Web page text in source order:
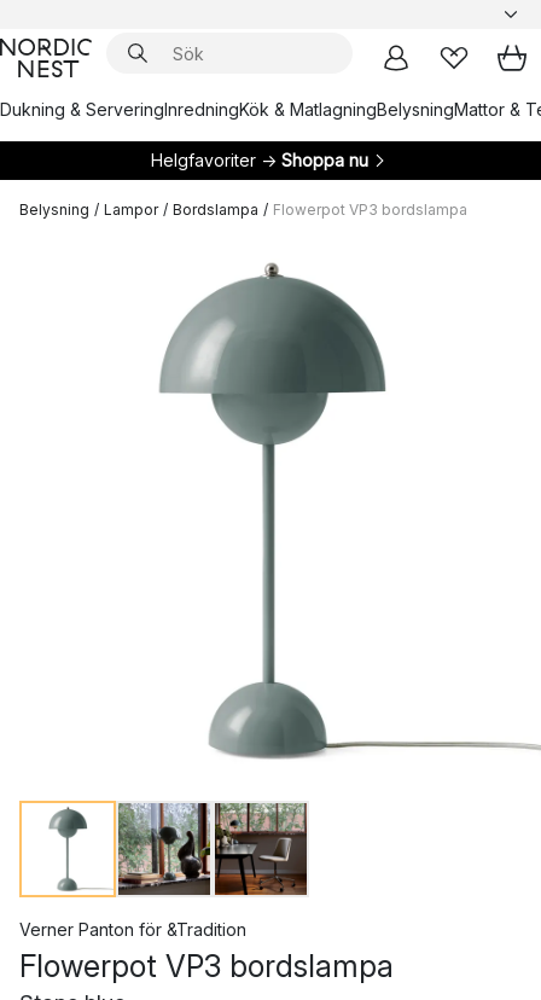
Dukning & ServeringInredningKök & MatlagningBelysningMattor &
Helgfavoriter → Shoppa nu
Belysning / Lampor / Bordslampa / Flowerpot VP3 bordslampa
Verner Panton för &Tradition
Flowerpot VP3 bordslampa